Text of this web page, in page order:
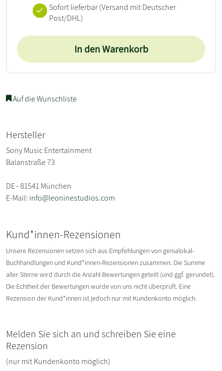
Sofort lieferbar(Versand mit Deutscher
Post/DHL)
In den Warenkorb
Auf die Wunschliste
Hersteller
Sony Music Entertainment
Balanstraße 73
DE - 81541 München
E-Mail: info@leoninestudios.com
Kund*innen-Rezensionen
Unsere Rezensionen setzen sich aus Empfehlungen von genialokal-
Buchhandlungen und Kund*innen-Rezensionen zusammen. Die Summe
aller Sterne wird durch die Anzahl Bewertungen geteilt (und ggf. gerundet).
Die Echtheit der Bewertungen wurde von uns nicht überprüft. Eine
Rezension der Kund*innen ist jedoch nur mit Kundenkonto möglich.
Melden Sie sich an und schreiben Sie eine
Rezension
(nur mit Kundenkonto möglich)